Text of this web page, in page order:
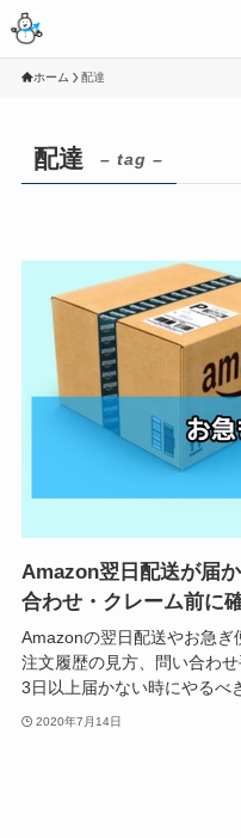
ホーム 配達
配達 – tag –
Amazon翌日配送が届
合わせ・クレーム前に
Amazonの翌日配送やお急ぎ
注文履歴の見方、問い合わ
3日以上届かない時にやるべ
2020年7月14日